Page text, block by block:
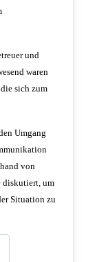
und
waren
sich zum
Umgang
von
diskutiert, um
Situation zu